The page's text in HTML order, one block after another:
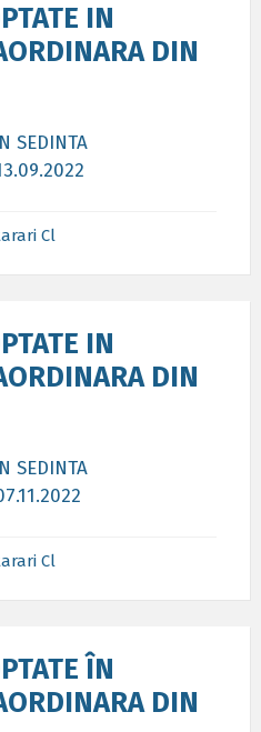
IN
DIN
SEDINTA
Cl
IN
DIN
SEDINTA
Cl
ÎN
DIN